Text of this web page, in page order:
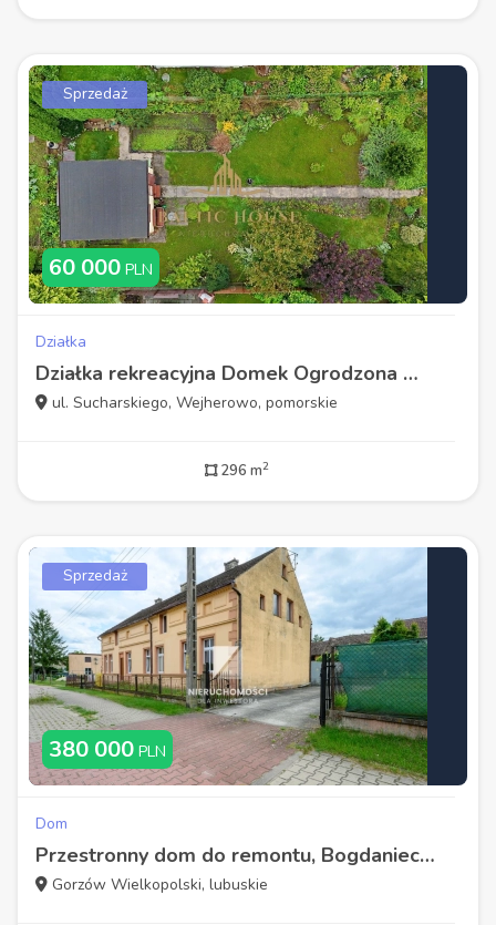
Sprzedaż
60 000 PLN
Działka
Działka rekreacyjna Domek Ogrodzona Wejherowo
ul. Sucharskiego, Wejherowo, pomorskie
296 m2
Sprzedaż
380 000 PLN
Dom
Przestronny dom do remontu, Bogdaniec, 300 mkw
Gorzów Wielkopolski, lubuskie